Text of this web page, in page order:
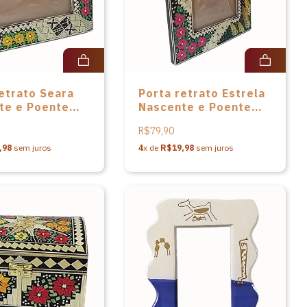
Seara
e Poente
sem juros
Porta retrato Estrela
Nascente e Poente
Stoikovitch
R$79,90
4x de R$19,98sem juros